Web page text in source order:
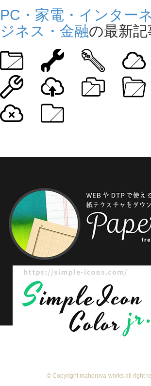
PC・家電・インター
ジネス・金融の最新記
© Copyright mahorova-works all right